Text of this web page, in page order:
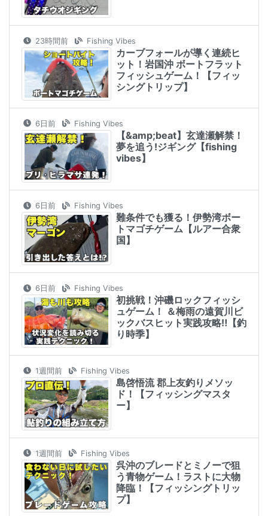
23時間前 Fishing Vibes
カーブフォールが導く連続ヒ
ット！岩国沖 ボートフラット
フィッシュゲーム！【フィッ
シングトリップ】
6日前 Fishing Vibes
【&amp;beat】玄達瀬解禁！
夢を追う!ジギング【fishing
vibes】
6日前 Fishing Vibes
難条件でも獲る！伊勢湾ボー
トマゴチゲーム【ルアー合衆
国】
6日前 Fishing Vibes
初挑戦！沖磯ロックフィッシ
ュゲーム！ ＆梅雨の遠賀川ビ
ックバスヒット実践攻略‼︎【釣
り時季】
1週間前 Fishing Vibes
島啓悟流 郡上友釣りメソッ
ド！【フィッシングマスタ
ー】
1週間前 Fishing Vibes
呉沖のブレードとミノーで狙
う青物ゲーム！ラストに大物
降臨！【フィッシングトリッ
プ】